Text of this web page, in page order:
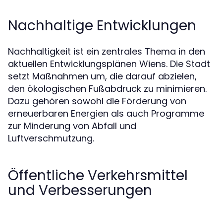
Nachhaltige Entwicklungen
Nachhaltigkeit ist ein zentrales Thema in den
aktuellen Entwicklungsplänen Wiens. Die Stadt
setzt Maßnahmen um, die darauf abzielen,
den ökologischen Fußabdruck zu minimieren.
Dazu gehören sowohl die Förderung von
erneuerbaren Energien als auch Programme
zur Minderung von Abfall und
Luftverschmutzung.
Öffentliche Verkehrsmittel
und Verbesserungen